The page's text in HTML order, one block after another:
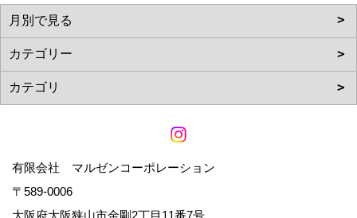
有限会社 マルゼンコーポレーション
〒589-0006
大阪府大阪狭山市金剛2丁目11番7号